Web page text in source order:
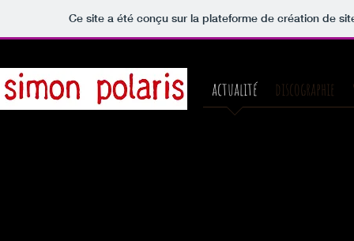
Ce site a été conçu sur la plateforme de création de
actualité discographie